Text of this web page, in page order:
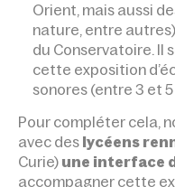
Orient, mais aussi
nature, entre
du Conservatoire. Il
cette exposition
sonores (entre 3 et
Pour compléter cela,
avec des lycéens
Curie) une interface
accompagner cette